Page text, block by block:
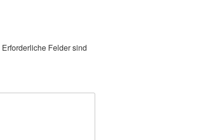
Erforderliche Felder sind